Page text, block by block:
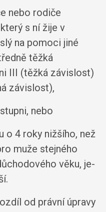
nebo rodiče
s ní žije v
na pomoci jiné
těžká
III (těžká závislost)
závislost),
nebo
o 4 roky nižšího, než
muže stejného
věku, je-
od právní úpravy